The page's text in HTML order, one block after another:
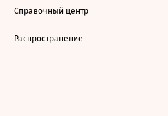
Справочный центр
Распространение